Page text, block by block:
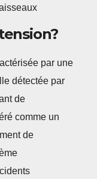
par une
détectée par
de
comme un
de